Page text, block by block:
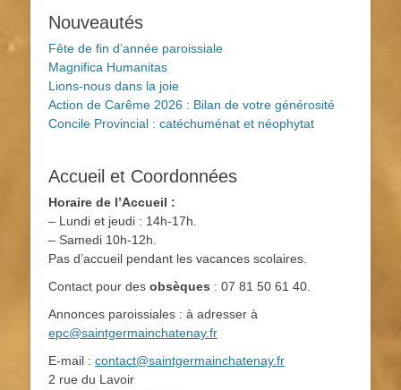
Nouveautés
Fête de fin d’année paroissiale
Magnifica Humanitas
Lions-nous dans la joie
Action de Carême 2026 : Bilan de votre générosité
Concile Provincial : catéchuménat et néophytat
Accueil et Coordonnées
Horaire de l’Accueil :
– Lundi et jeudi : 14h-17h.
– Samedi 10h-12h.
Pas d’accueil pendant les vacances scolaires.
Contact pour des obsèques : 07 81 50 61 40.
Annonces paroissiales : à adresser à
epc@saintgermainchatenay.fr
E-mail : contact@saintgermainchatenay.fr
2 rue du Lavoir